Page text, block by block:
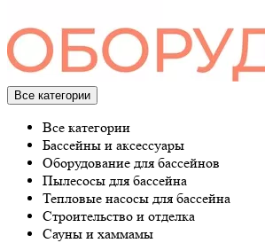
Все категории
Все категории
Бассейны и аксессуары
Оборудование для бассейнов
Пылесосы для бассейна
Тепловые насосы для бассейна
Строительство и отделка
Сауны и хаммамы